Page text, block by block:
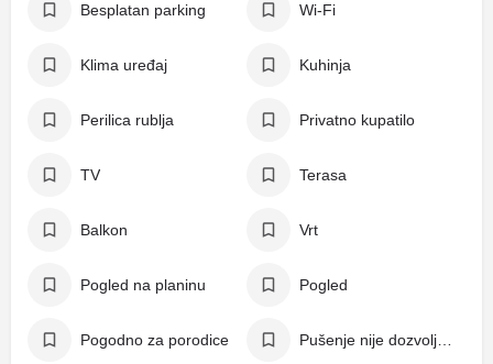
Besplatan parking Wi-Fi
Klima uređaj Kuhinja
Perilica rublja Privatno kupatilo
TV Terasa
Balkon Vrt
Pogled na planinu Pogled
Pogodno za porodice